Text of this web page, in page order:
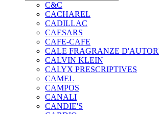
C&C
CACHAREL
CADILLAC
CAESARS
CAFE-CAFE
CALE FRAGRANZE
CALVIN KLEIN
CALYX PRESCRIPTIVES
CAMEL
CAMPOS
CANALI
CANDIE'S